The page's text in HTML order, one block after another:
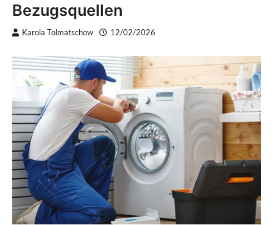
Bezugsquellen
Karola Tolmatschow 12/02/2026